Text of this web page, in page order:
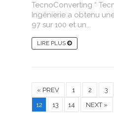
TecnoConverting “
Ingénierie a obtenu
97 sur 100 et un...
LIRE PLUS
« PREV 1 2 3
12
13 14 NEXT »